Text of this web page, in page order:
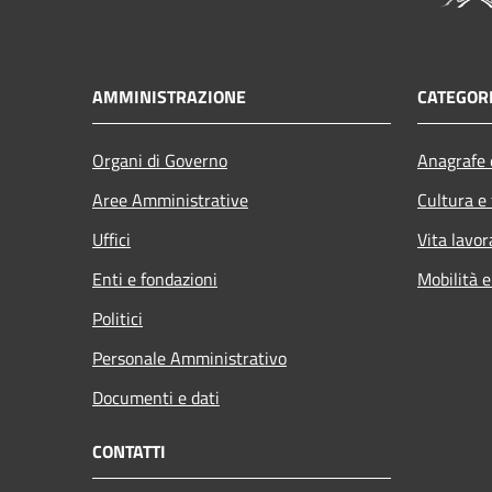
AMMINISTRAZIONE
Organi di Governo
Aree Amministrative
Uffici
Enti e fondazioni
Politici
Personale Amministrativo
Documenti e dati
Cultura
Vita
Mobilità
CONTATTI